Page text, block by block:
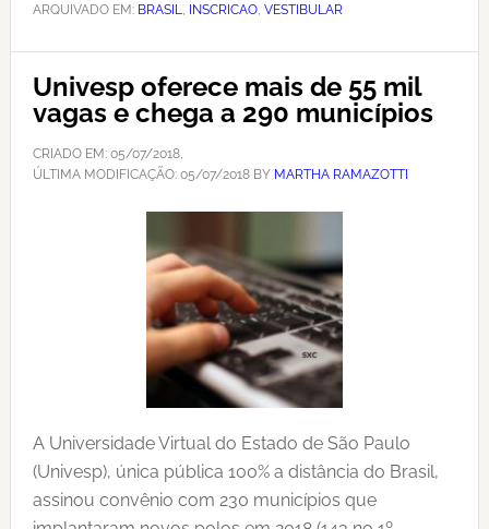
ARQUIVADO EM: BRASIL INSCRICAO, VESTIBULAR
Univesp oferece mais de 55 mil
vagas e chega a 290 municípios
CRIADO EM: 05/07/2018,
ÚLTIMA MODIFICAÇÃO: 05/07/2018BY MARTHA RAMAZOTTI
A Universidade Virtual do Estado de São Paulo
(Univesp), única pública 100% a distância do Brasil,
assinou convênio com 230 municípios que